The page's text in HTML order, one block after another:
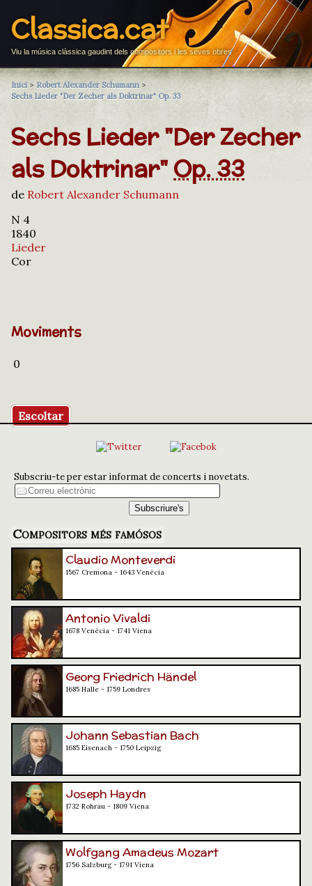
Classica.cat
Viu la música clàssica gaudint dels compositors i les seves obres
Inici > Robert Alexander Schumann >
Sechs Lieder "Der Zecher als Doktrinar" Op. 33
Sechs Lieder "Der Zecher
als Doktrinar"Op. 33
de Robert Alexander Schumann
N 4
1840
Lieder
Cor
Moviments
0
Escoltar
Subscriu-te per estar informat de concerts i novetats.
Compositors més famósos
Claudio Monteverdi
1567 Cremona - 1643 Venècia
Antonio Vivaldi
1678 Venècia - 1741 Viena
Georg Friedrich Händel
1685 Halle - 1759 Londres
Johann Sebastian Bach
1685 Eisenach - 1750 Leipzig
Joseph Haydn
1732 Rohrau - 1809 Viena
Wolfgang Amadeus Mozart
1756 Salzburg - 1791 Viena